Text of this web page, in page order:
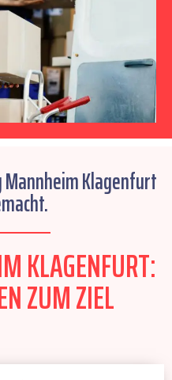
Klagenfurt
KLAGENFURT:
ZUM ZIEL